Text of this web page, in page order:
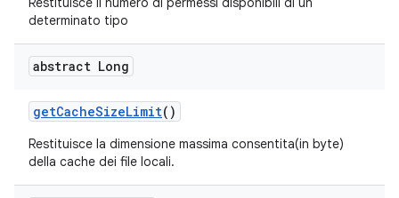
determinato tipo
abstract Long
getCacheSizeLimit()
Restituisce la dimensione massima consentita(in byte)
della cache dei file locali.